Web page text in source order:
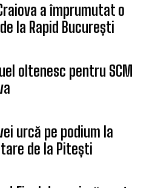
a împrumutat o
la Rapid București
oltenesc pentru SCM
urcă pe podium la
de la Pitești